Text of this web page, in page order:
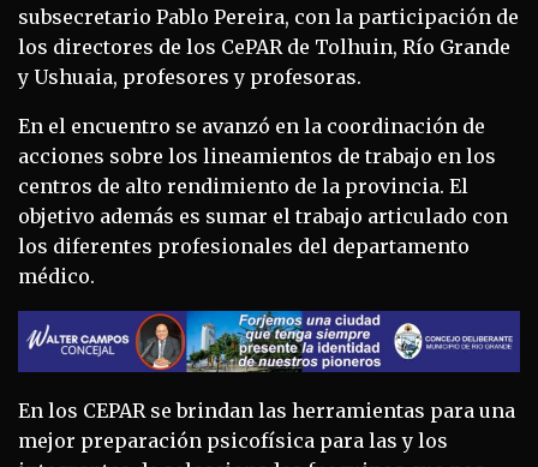
subsecretario Pablo Pereira, con la participación de
los directores de los CePAR de Tolhuin, Río Grande
y Ushuaia, profesores y profesoras.
En el encuentro se avanzó en la coordinación de
acciones sobre los lineamientos de trabajo en los
centros de alto rendimiento de la provincia. El
objetivo además es sumar el trabajo articulado con
los diferentes profesionales del departamento
médico.
En los CEPAR se brindan las herramientas para una
mejor preparación psicofísica para las y los